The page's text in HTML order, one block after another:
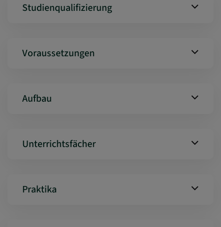
Studienqualifizierung
Voraussetzungen
Aufbau
Unterrichtsfächer
Praktika